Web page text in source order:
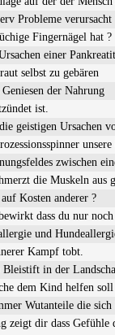
Probleme verursacht
Fingernägel hat ?
einer
selbst zu gebären
der Nahrung
ist.
geistigen Ursachen
unsere
zwischen
die Muskeln aus
Kosten anderer ?
dass du nur
und
Kampf tobt.
in der
dem Kind helfen
Wutanteile die sich
zeigt dir dass Gefühle